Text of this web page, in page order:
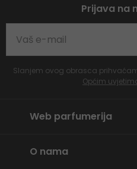
Prijava na
Slanjem ovog obrasca
Općim
Web parfumerija
O nama